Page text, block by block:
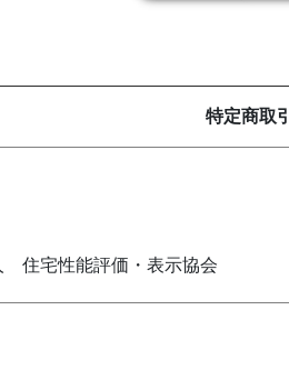
特定商取
団法人 住